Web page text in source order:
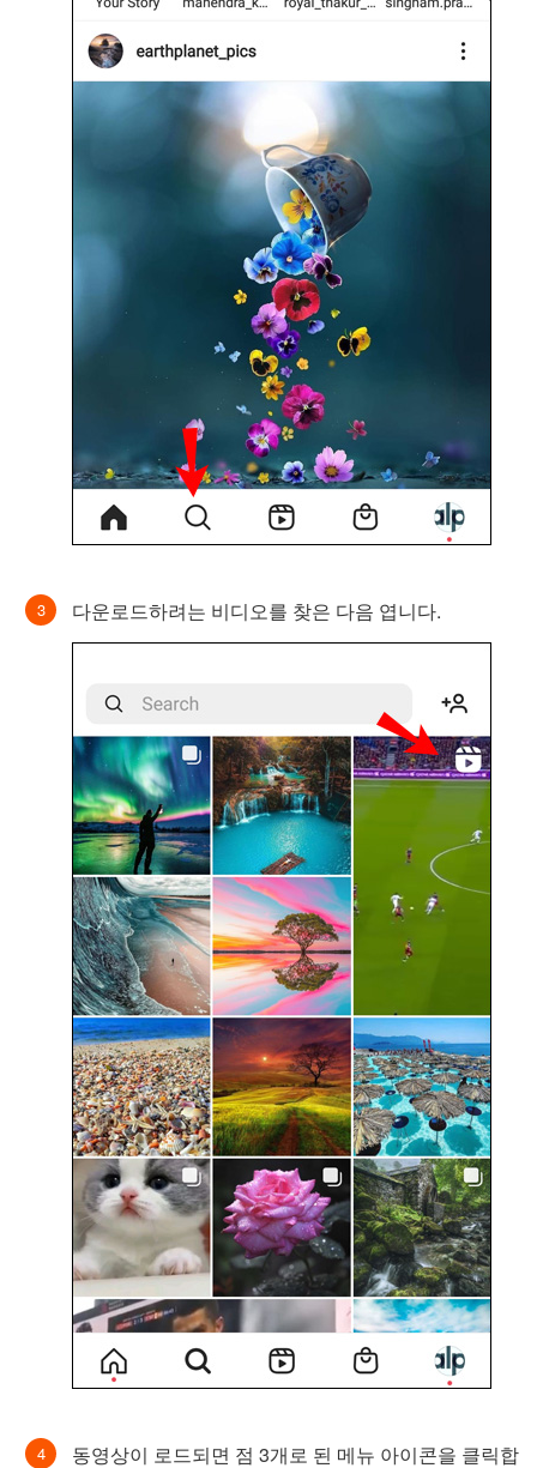
다운로드하려는 비디오를 찾은 다음 엽니다.
동영상이 로드되면 점 3개로 된 메뉴 아이콘을 클릭합